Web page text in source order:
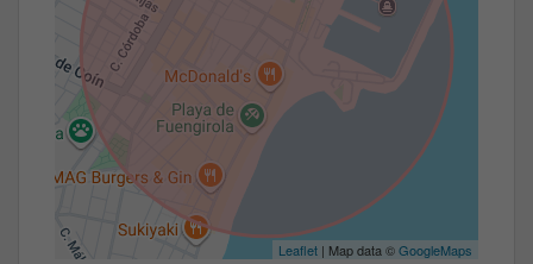
Leaflet | Map data ©GoogleMaps